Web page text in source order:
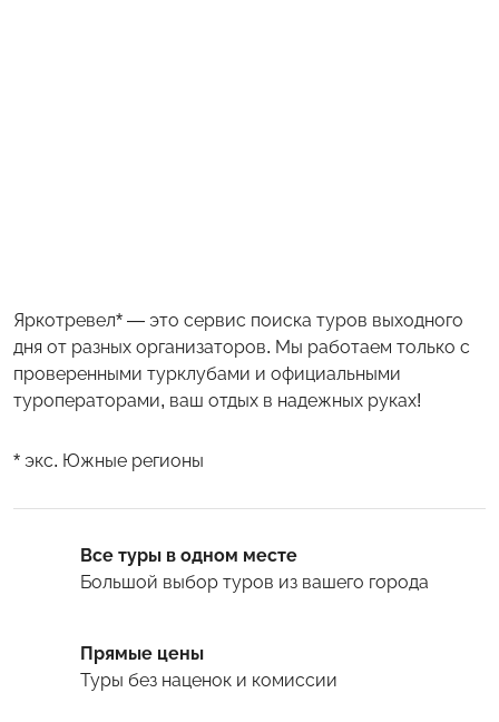
Яркотревел* — это сервис поиска туров выходного
дня от разных организаторов. Мы работаем только с
проверенными турклубами и официальными
туроператорами, ваш отдых в надежных руках!
* экс. Южные регионы
Все туры в одном месте
Большой выбор туров из вашего города
Прямые цены
Туры без наценок и комиссии